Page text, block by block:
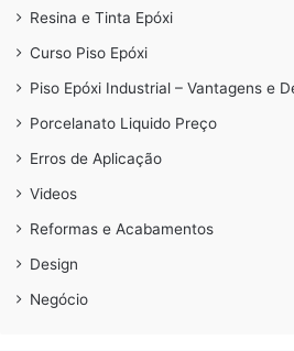
do acabamento final
Resina e Tinta Epóxi
Curso Piso Epóxi
Piso Epóxi Industrial – Vantagens e
Porcelanato Liquido Preço
Erros de Aplicação
Videos
Reformas e Acabamentos
Design
Negócio